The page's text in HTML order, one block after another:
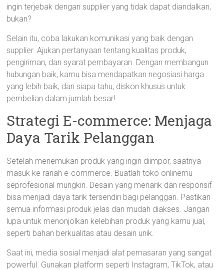
ingin terjebak dengan supplier yang tidak dapat diandalkan,
bukan?
Selain itu, coba lakukan komunikasi yang baik dengan
supplier. Ajukan pertanyaan tentang kualitas produk,
pengiriman, dan syarat pembayaran. Dengan membangun
hubungan baik, kamu bisa mendapatkan negosiasi harga
yang lebih baik, dan siapa tahu, diskon khusus untuk
pembelian dalam jumlah besar!
Strategi E-commerce: Menjaga
Daya Tarik Pelanggan
Setelah menemukan produk yang ingin diimpor, saatnya
masuk ke ranah e-commerce. Buatlah toko onlinemu
seprofesional mungkin. Desain yang menarik dan responsif
bisa menjadi daya tarik tersendiri bagi pelanggan. Pastikan
semua informasi produk jelas dan mudah diakses. Jangan
lupa untuk menonjolkan kelebihan produk yang kamu jual,
seperti bahan berkualitas atau desain unik.
Saat ini, media sosial menjadi alat pemasaran yang sangat
powerful. Gunakan platform seperti Instagram, TikTok, atau